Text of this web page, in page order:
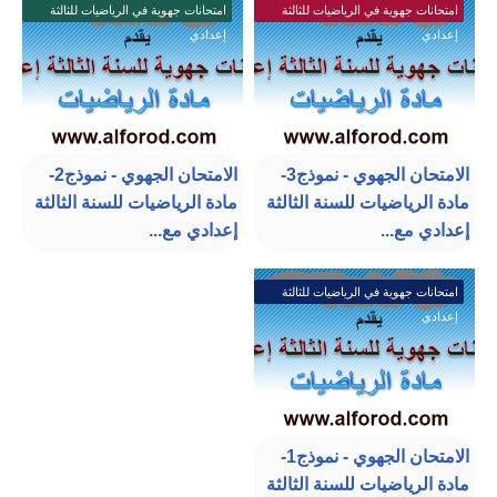
امتحانات جهوية في الرياضيات للثالثة
إعدادي
الامتحان الجهوي - نموذج3-
مادة الرياضيات للسنة الثالثة
إعدادي مع...
امتحانات جهوية في الرياضيات للثالثة
إعدادي
الامتحان الجهوي - نموذج2-
مادة الرياضيات للسنة الثالثة
إعدادي مع...
امتحانات جهوية في الرياضيات للثالثة
إعدادي
الامتحان الجهوي - نموذج1-
مادة الرياضيات للسنة الثالثة